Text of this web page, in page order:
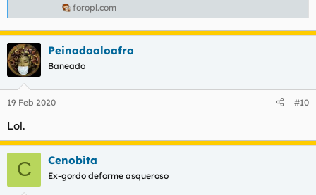
foropl.com
Peinadoaloafro
Baneado
19 Feb 2020 #10
Lol.
C Cenobita
Ex-gordo deforme asqueroso